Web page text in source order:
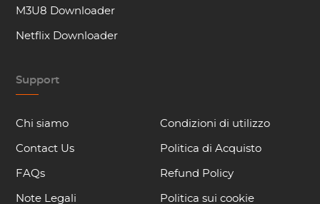
M3U8 Downloader
Netflix Downloader
Support
Chi siamo
Contact Us
FAQs
Note Legali
Condizioni di utilizzo
Politica di Acquisto
Refund Policy
Politica sui cookie